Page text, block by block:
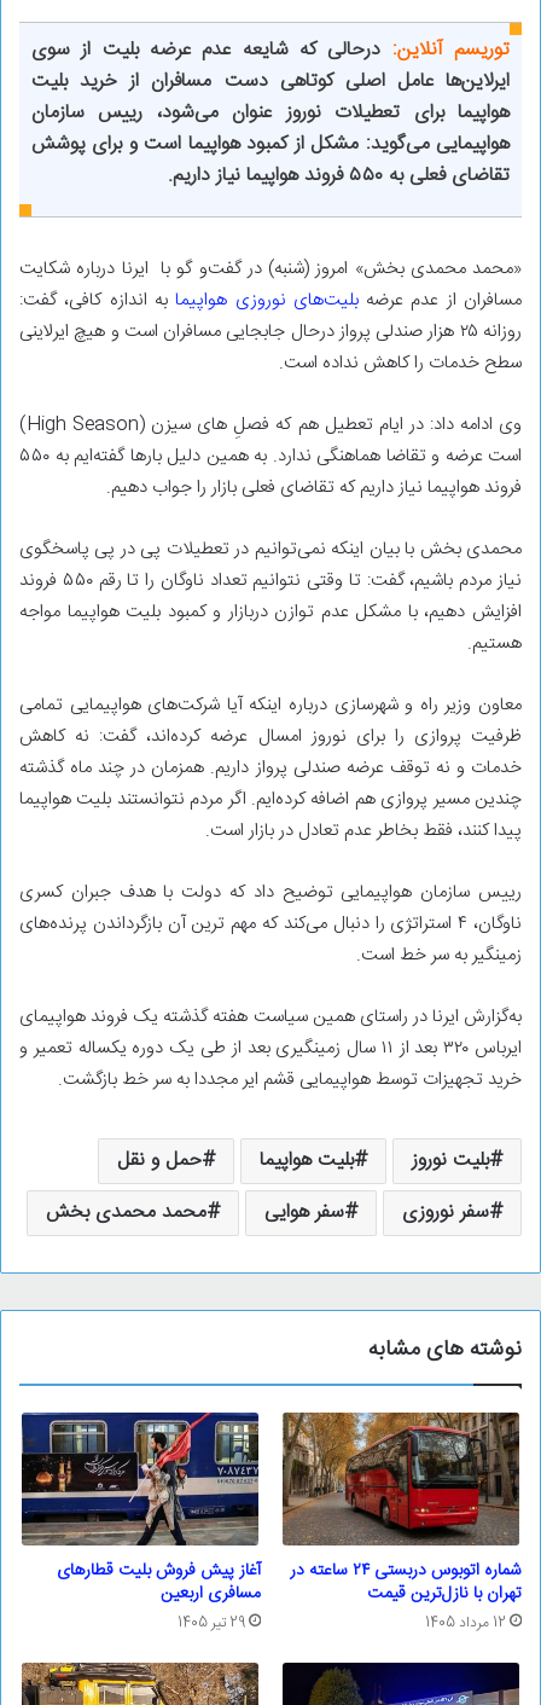
توریسم آنلاین: درحالی که شایعه عدم عرضه بلیت از سوی
ایرلاین‌ها عامل اصلی کوتاهی دست مسافران از خرید بلیت
هواپیما برای تعطیلات نوروز عنوان می‌شود، رییس سازمان
هواپیمایی می‌گوید: مشکل از کمبود هواپیما است و برای پوشش
تقاضای فعلی به ۵۵۰ فروند هواپیما نیاز داریم.
«محمد محمدی بخش» امروز (شنبه) در گفت‌و گو با ایرنا درباره شکایت
مسافران از عدم عرضهبلیت‌های نوروزی هواپیمابه اندازه کافی، گفت:
روزانه ۲۵ هزار صندلی پرواز درحال جابجایی مسافران است و هیچ ایرلاینی
سطح خدمات را کاهش نداده است.
وی ادامه داد: در ایام تعطیل هم که فصل‌ِ های سیزن (High Season)
است عرضه و تقاضا هماهنگی ندارد. به همین دلیل بارها گفته‌ایم به ۵۵۰
فروند هواپیما نیاز داریم که تقاضای فعلی بازار را جواب دهیم.
محمدی بخش با بیان اینکه نمی‌توانیم در تعطیلات پی در پی پاسخگوی
نیاز مردم باشیم، گفت: تا وقتی نتوانیم تعداد ناوگان را تا رقم ۵۵۰ فروند
افزایش دهیم، با مشکل عدم توازن دربازار و کمبود بلیت هواپیما مواجه
هستیم.
معاون وزیر راه و شهرسازی درباره اینکه آیا شرکت‌های هواپیمایی تمامی
ظرفیت پروازی را برای نوروز امسال عرضه کرده‌اند، گفت: نه‌ کاهش
خدمات و نه توقف عرضه صندلی پرواز داریم. همزمان در چند ماه‌ گذشته
چندین مسیر پروازی هم اضافه کرده‌ایم. اگر مردم نتوانستند بلیت هواپیما
پیدا کنند، فقط بخاطر عدم تعادل در بازار است.
رییس سازمان هواپیمایی توضیح داد که دولت با هدف جبران کسری
ناوگان، ۴ استراتژی را دنبال می‌کند که مهم ترین آن بازگرداندن پرنده‌های
زمینگیر به سر خط است.
به‌گزارش ایرنا در راستای همین سیاست هفته گذشته یک فروند هواپیمای
ایرباس ۳۲۰ بعد از ۱۱ سال زمینگیری بعد از طی یک دوره یکساله تعمیر و
خرید تجهیزات توسط هواپیمایی قشم ایر مجددا به سر خط بازگشت.
بلیت نوروز بلیت هواپیما
حمل و نقل
سفر نوروزی
سفر هوایی محمد محمدی بخش
نوشته های مشابه
شماره اتوبوس دربستی ۲۴ ساعته در
تهران با نازل‌ترین قیمت
12 مرداد 1405
آغاز پیش فروش بلیت قطار‌های
مسافری اربعین
29 تیر 1405